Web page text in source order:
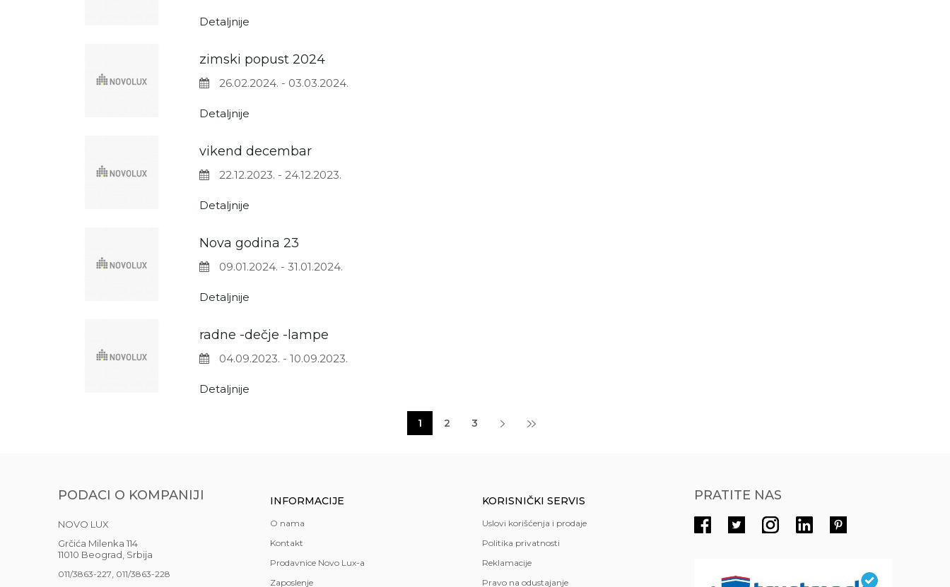
Detaljnije
zimski popust 2024
26.02.2024. - 03.03.2024.
Detaljnije
vikend decembar
22.12.2023. - 24.12.2023.
Detaljnije
Nova godina 23
09.01.2024. - 31.01.2024.
Detaljnije
radne -dečje -lampe
04.09.2023. - 10.09.2023.
Detaljnije
1 2 3
PODACI O KOMPANIJI
NOVO LUX
Grčića Milenka 114
11010 Beograd, Srbija
011/3863-227 011/3863-228
INFORMACIJE
O nama
Kontakt
Prodavnice Novo Lux-a
Zaposlenje
KORISNIČKI SERVIS
Uslovi korišćenja i prodaje
Politika privatnosti
Reklamacije
Pravo na odustajanje
PRATITE NAS